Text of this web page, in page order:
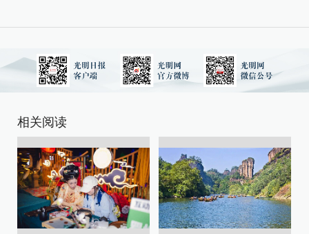
相关阅读